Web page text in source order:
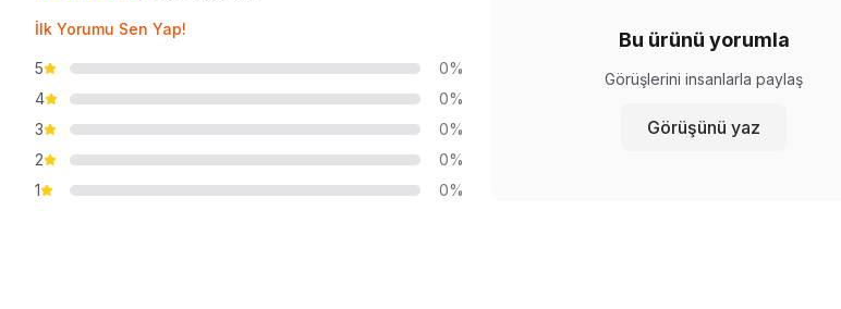
İlk Yorumu Sen Yap!
5
0%
4
0%
3
0%
2
0%
1
0%
Bu ürünü yorumla
Görüşlerini insanlarla paylaş
Görüşünü yaz